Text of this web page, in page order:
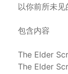
以你前所未见
包含内容
The Elder
The Elder